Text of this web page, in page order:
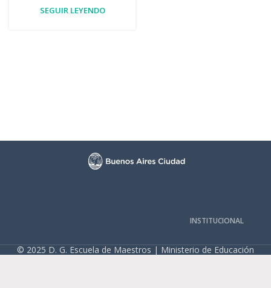
SEGUIR LEYENDO
INSTITUCIONAL
© 2025 D. G. Escuela de Maestros | Ministerio de Educación